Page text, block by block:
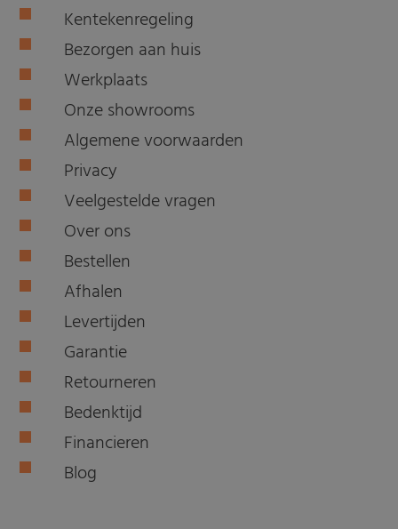
Kentekenregeling
Bezorgen aan huis
Werkplaats
Onze showrooms
Algemene voorwaarden
Privacy
Veelgestelde vragen
Over ons
Bestellen
Afhalen
Levertijden
Garantie
Retourneren
Bedenktijd
Financieren
Blog